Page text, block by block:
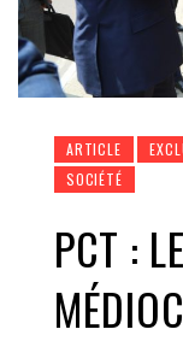
ARTICLE
SOCIÉTÉ
PCT :